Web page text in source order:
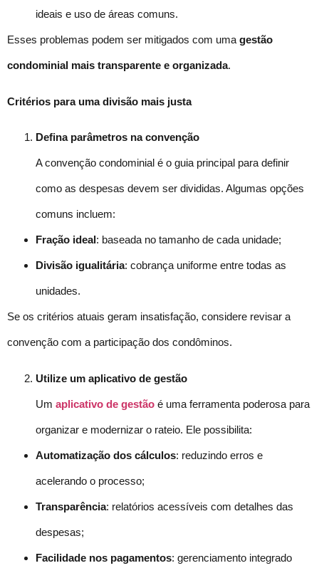
ideais e uso de áreas comuns.
Esses problemas podem ser mitigados com uma gestão
condominial mais transparente e organizada.
Critérios para uma divisão mais justa
Defina parâmetros na convenção
A convenção condominial é o guia principal para definir
como as despesas devem ser divididas. Algumas opções
comuns incluem:
Fração ideal: baseada no tamanho de cada unidade;
Divisão igualitária: cobrança uniforme entre todas as
unidades.
Se os critérios atuais geram insatisfação, considere revisar a
convenção com a participação dos condôminos.
Utilize um aplicativo de gestão
Um aplicativo de gestão é uma ferramenta poderosa para
organizar e modernizar o rateio. Ele possibilita:
Automatização dos cálculos: reduzindo erros e
acelerando o processo;
Transparência: relatórios acessíveis com detalhes das
despesas;
Facilidade nos pagamentos: gerenciamento integrado